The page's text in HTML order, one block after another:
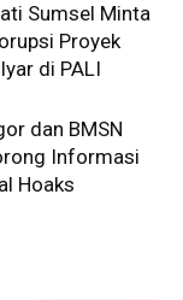
Sumsel Minta
Proyek
di PALI
dan BMSN
Informasi
Hoaks